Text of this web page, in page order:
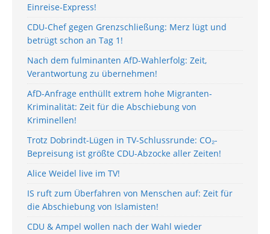
Einreise-Express!
CDU-Chef gegen Grenzschließung: Merz lügt und
betrügt schon an Tag 1!
Nach dem fulminanten AfD-Wahlerfolg: Zeit,
Verantwortung zu übernehmen!
AfD-Anfrage enthüllt extrem hohe Migranten-
Kriminalität: Zeit für die Abschiebung von
Kriminellen!
Trotz Dobrindt-Lügen in TV-Schlussrunde: CO₂-
Bepreisung ist größte CDU-Abzocke aller Zeiten!
Alice Weidel live im TV!
IS ruft zum Überfahren von Menschen auf: Zeit für
die Abschiebung von Islamisten!
CDU & Ampel wollen nach der Wahl wieder